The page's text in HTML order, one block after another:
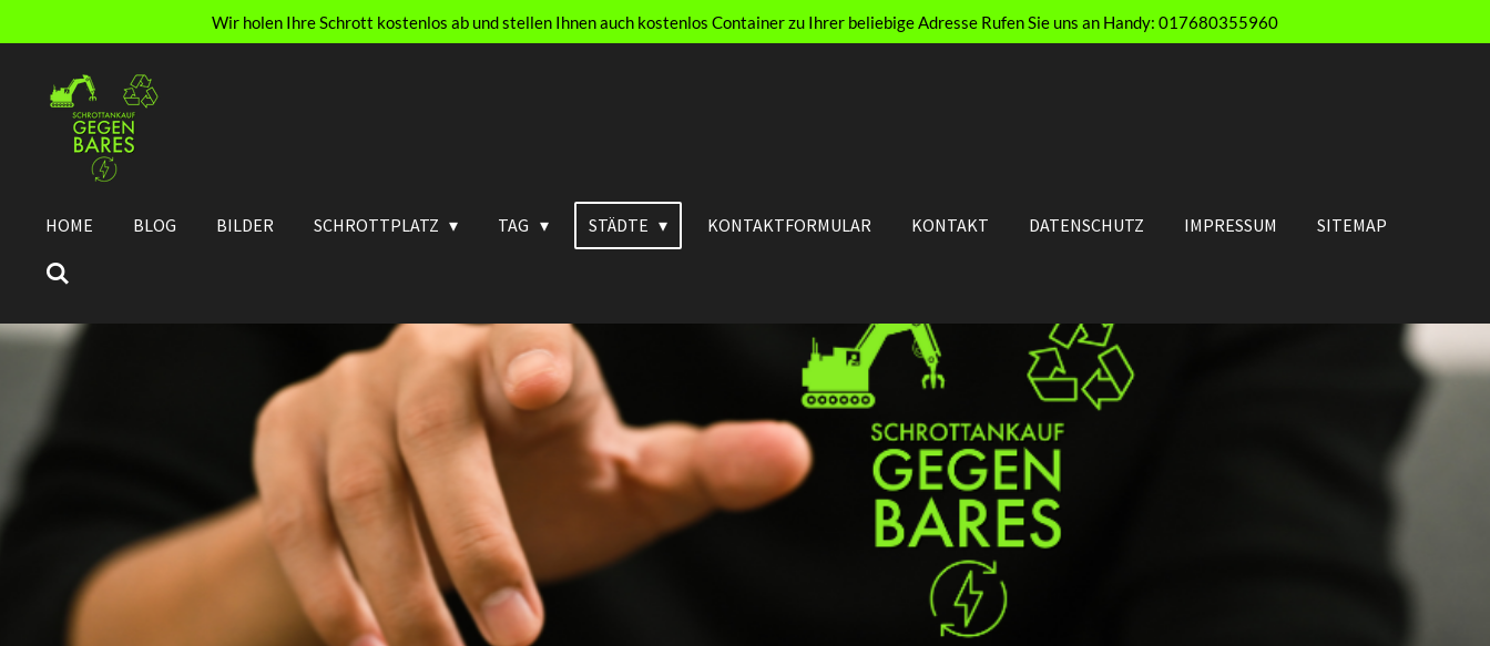
Hauptinhalt
springen
Wir holen Ihre Schrott kostenlos ab und stellen Ihnen auch kostenlos Container zu Ihrer beliebige Adresse Rufen Sie uns an Handy: 017680355960
HOME BLOG BILDER SCHROTTPLATZ TAG STÄDTE KONTAKTFORMULAR KONTAKT DATENSCHUTZ IMPRESSUM SITEMAP